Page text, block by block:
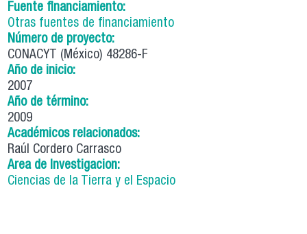
Fuente financiamiento:
Otras fuentes de financiamiento
Número de proyecto:
CONACYT (México) 48286-F
Año de inicio:
2007
Año de término:
2009
Académicos relacionados:
Raúl Cordero Carrasco
Area de Investigacion:
Ciencias de la Tierra y el Espacio